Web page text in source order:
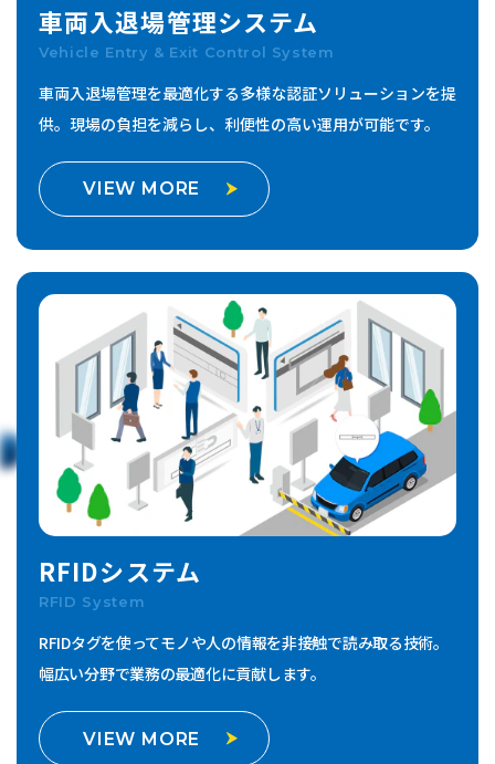
車両入退場管理システム
Vehicle Entry & Exit Control System
車両入退場管理を最適化する多様な認証ソリューションを提
供。 現場の負担を減らし、利便性の高い運用が可能です。
VIEW MORE
RFIDシステム
RFID System
RFIDタグを使ってモノや人の情報を非接触で読み取る技術。
幅広い分野で業務の最適化に貢献します。
VIEW MORE